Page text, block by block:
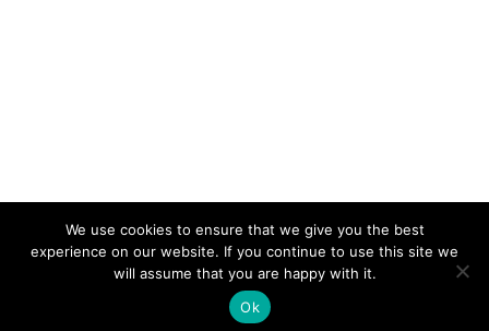
We use cookies to ensure that we give you the best
experience on our website. If you continue to use this site we
will assume that you are happy with it.
Ok